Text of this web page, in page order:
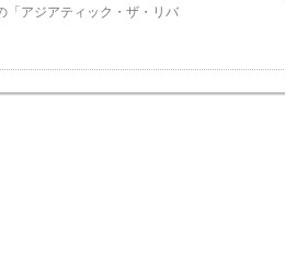
「アジアティック・ザ・リバ